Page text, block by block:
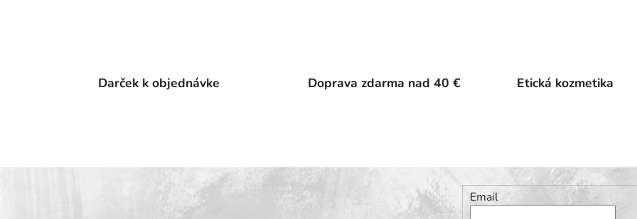
Darček k objednávke Doprava zdarma nad 40 € Etická kozmetika
Email